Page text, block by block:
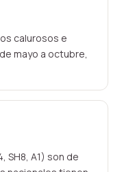
calurosos e
mayo a octubre,
SH8, A1) son de